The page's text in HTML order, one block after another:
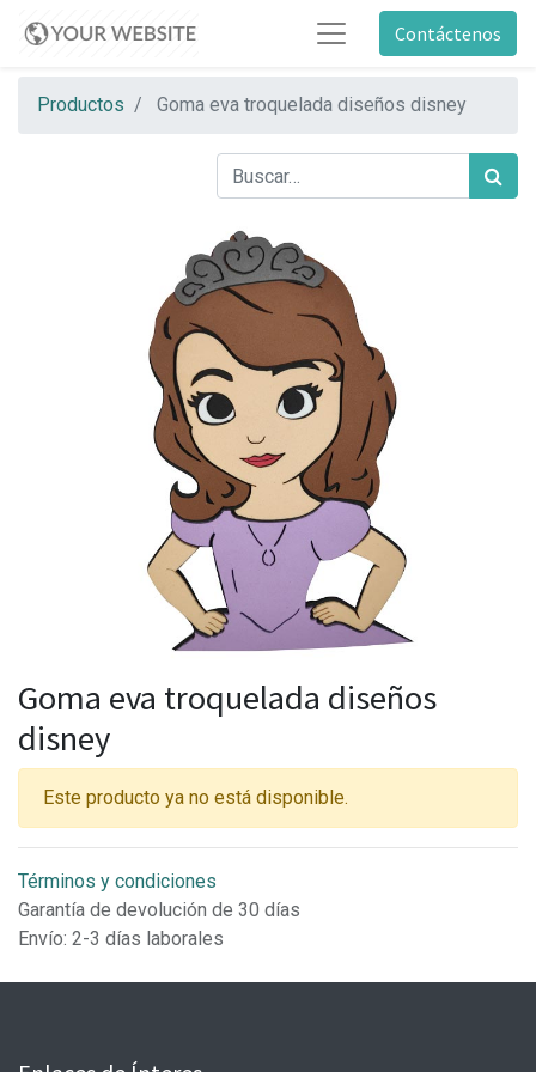
Contáctenos
Productos Goma eva troquelada diseños disney
Goma eva troquelada diseños
disney
Este producto ya no está disponible.
Términos y condiciones
Garantía de devolución de 30 días
Envío: 2-3 días laborales